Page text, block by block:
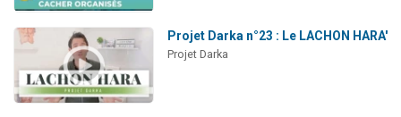
Projet Darka n°23 : Le LACHON HARA'
Projet Darka